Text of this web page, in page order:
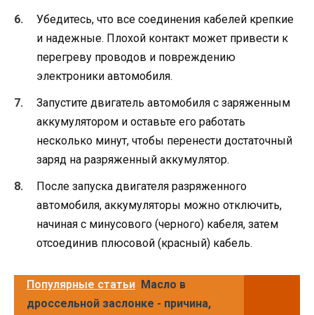
Убедитесь, что все соединения кабелей крепкие
и надежные. Плохой контакт может привести к
перегреву проводов и повреждению
электроники автомобиля.
Запустите двигатель автомобиля с заряженным
аккумулятором и оставьте его работать
несколько минут, чтобы перенести достаточный
заряд на разряженный аккумулятор.
После запуска двигателя разряженного
автомобиля, аккумуляторы можно отключить,
начиная с минусового (черного) кабеля, затем
отсоединив плюсовой (красный) кабель.
Популярные статьи Масло в
дроссельной заслонке - причина,